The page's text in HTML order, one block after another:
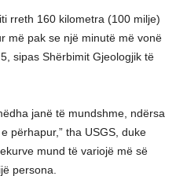
rreth 160 kilometra (100 milje)
më pak se një minutë më vonë
sipas Shërbimit Gjeologjik të
janë të mundshme, ndërsa
përhapur,” tha USGS, duke
mund të variojë më së
persona.